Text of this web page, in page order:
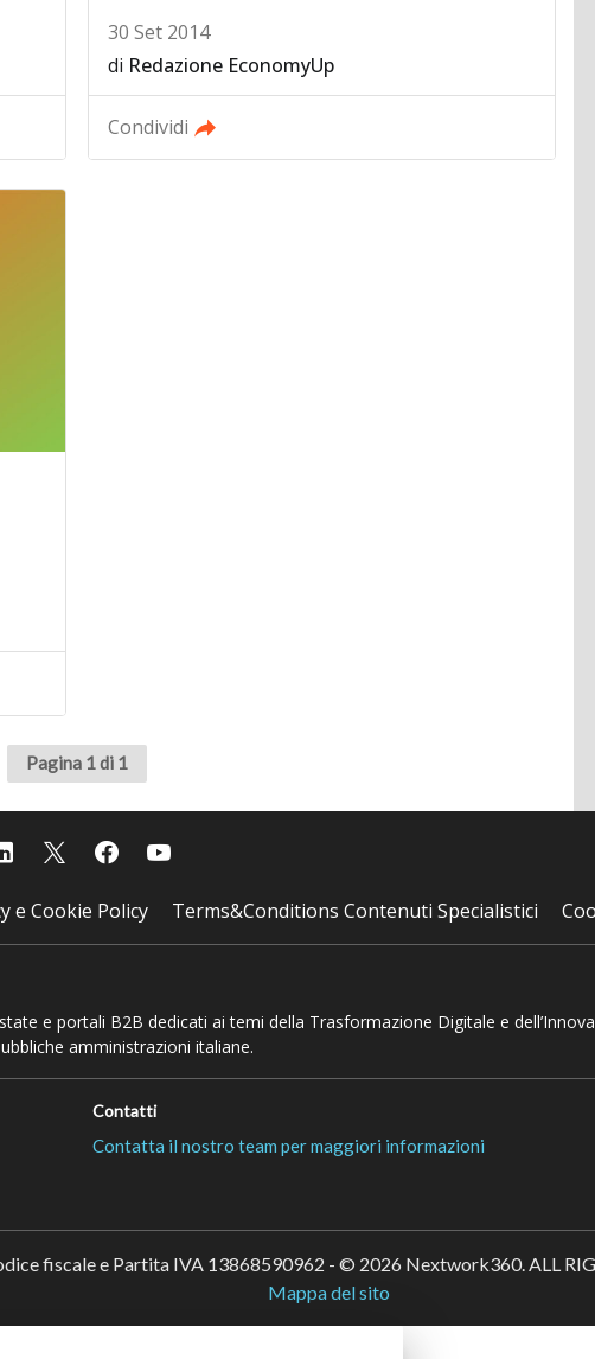
30 Set 2014
di Redazione EconomyUp
Condividi
Pagina 1 di 1
e Cookie Policy Terms&Conditions Contenuti Specialistici
e portali B2B dedicati ai temi della Trasformazione Digitale e
amministrazioni italiane.
Contatti
Contatta il nostro team per maggiori informazioni
fiscale e Partita IVA 13868590962 - © 2026 Nextwork360. ALL
Mappa del sito